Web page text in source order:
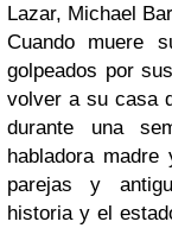
Lazar, Michael
Cuando muere
golpeados por
volver a su casa
durante una
habladora
parejas y
historia y el